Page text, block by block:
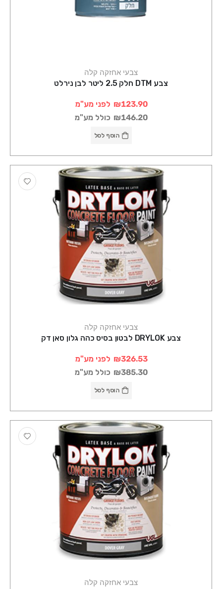
צבעי אחזקה קלה
צבע DTM חלק 2.5 ליטר לבן נירלט
₪123.90 לפני מע"מ
₪146.20 כולל מע"מ
הוסף לסל
צבעי אחזקה קלה
צבע DRYLOK לבטון בסיס כהה גלון סאן דק
₪326.53 לפני מע"מ
₪385.30 כולל מע"מ
הוסף לסל
צבעי אחזקה קלה